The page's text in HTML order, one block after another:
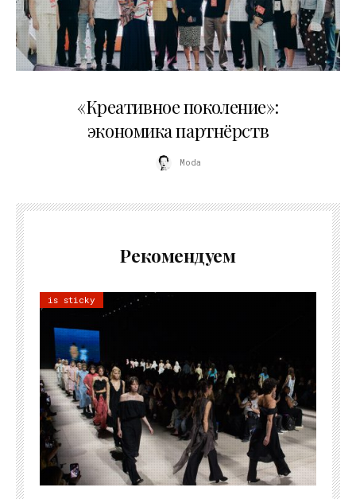
«Креативное поколение»:
экономика партнёрств
Moda
Рекомендуем
is sticky